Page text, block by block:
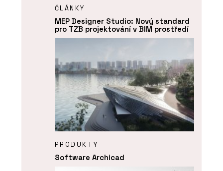
ČLÁNKY
MEP Designer Studio: Nový standard
pro TZB projektování v BIM prostředí
PRODUKTY
Software Archicad